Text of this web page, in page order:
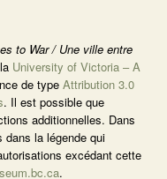
to War / Une ville entre
University of Victoria – A
de type Attribution 3.0
. Il est possible que
additionnelles. Dans
la légende qui
excédant cette
.